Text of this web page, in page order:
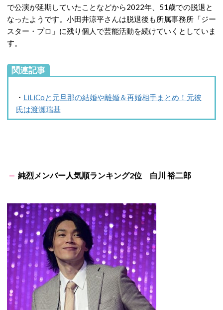
で公演が延期していたことなどから2022年、51歳での脱退と
なったようです。小田井涼平さんは脱退後も所属事務所「ジー
スター・プロ」に残り個人で芸能活動を続けていくとしていま
す。
関連記事
・ LiLiCoと元旦那の結婚や離婚＆再婚相手まとめ！元彼
氏は渡瀬瑞基
純烈メンバー人気順ランキング2位 白川 裕二郎